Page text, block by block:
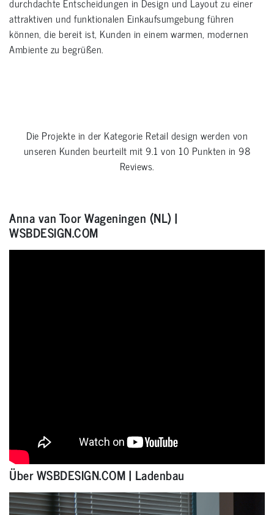
attraktiven und funktionalen Einkaufsumgebung führen
können, die bereit ist, Kunden in einem warmen, modernen
Ambiente zu begrüßen.
Die Projekte in der Kategorie Retail design werden von
unseren Kunden beurteilt mit9.1 von 10 Punkten in98
Reviews.
Anna van Toor Wageningen (NL) |
WSBDESIGN.COM
Über WSBDESIGN.COM | Ladenbau